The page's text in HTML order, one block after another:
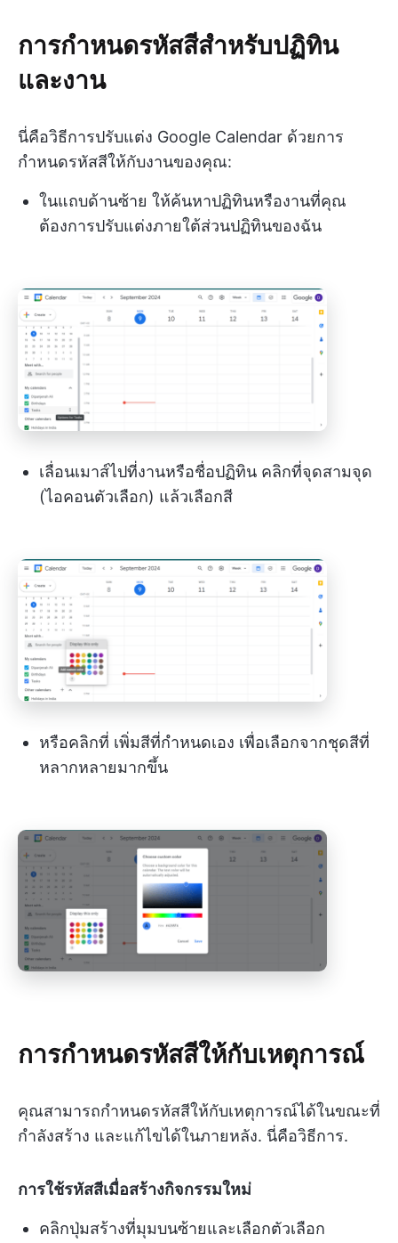
การกำหนดรหัสสีสำหรับปฏิทิน
และงาน
นี่คือวิธีการปรับแต่ง Google Calendar ด้วยการ
กำหนดรหัสสีให้กับงานของคุณ:
ในแถบด้านซ้าย ให้ค้นหาปฏิทินหรืองานที่คุณ
ต้องการปรับแต่งภายใต้ส่วนปฏิทินของฉัน
เลื่อนเมาส์ไปที่งานหรือชื่อปฏิทิน คลิกที่จุดสามจุด
(ไอคอนตัวเลือก) แล้วเลือกสี
หรือคลิกที่ เพิ่มสีที่กำหนดเอง เพื่อเลือกจากชุดสีที่
หลากหลายมากขึ้น
การกำหนดรหัสสีให้กับเหตุการณ์
คุณสามารถกำหนดรหัสสีให้กับเหตุการณ์ได้ในขณะที่
กำลังสร้าง และแก้ไขได้ในภายหลัง. นี่คือวิธีการ.
การใช้รหัสสีเมื่อสร้างกิจกรรมใหม่
คลิกปุ่มสร้างที่มุมบนซ้ายและเลือกตัวเลือก